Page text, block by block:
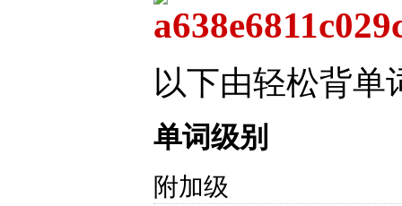
以下由轻松背单
单词级别
附加级